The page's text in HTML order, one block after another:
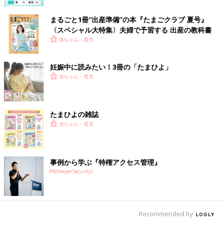
子さんの名前なのですが、なんか知的でカッコいいなぁと思いま
した。（文・酒井範子）
■文中のコメントは『ウィメンズパーク』の投稿を再編集したも
のです。
まるごと1冊“出産準備”の本『たまごクラブ 夏号』
〈スペシャル大特集〉夫婦で予習する 出産の教科書
赤ちゃん・育児
妊娠中に読みたい！3冊の「たまひよ」
赤ちゃん・育児
たまひよの雑誌
赤ちゃん・育児
事例から学ぶ『特権アクセス管理』
PR(KeeperSecurity)
Recommended by